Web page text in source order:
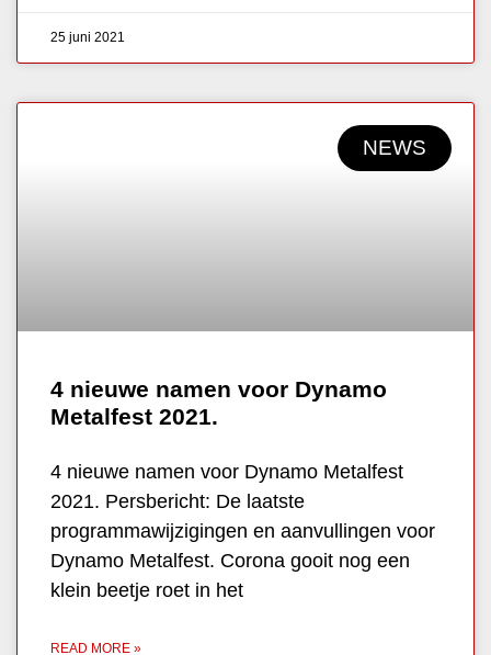
25 juni 2021
NEWS
4 nieuwe namen voor Dynamo
Metalfest 2021.
4 nieuwe namen voor Dynamo Metalfest
2021. Persbericht: De laatste
programmawijzigingen en aanvullingen voor
Dynamo Metalfest. Corona gooit nog een
klein beetje roet in het
READ MORE »